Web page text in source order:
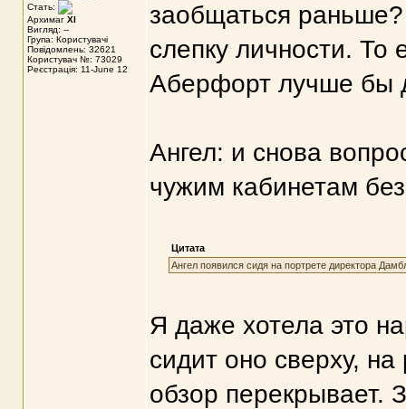
Стать:
Архимаг XI
Вигляд: --
Група: Користувачі
Повідомлень: 32621
Користувач №: 73029
Реєстрація: 11-June 12
заобщаться
слепку личности. То
Аберфорт лучше бы
Ангел: и снова
чужим кабинетам
Цитата
Ангел появился сидя на портрете директора
Я даже хотела это
сидит оно сверху,
обзор перекрывает.